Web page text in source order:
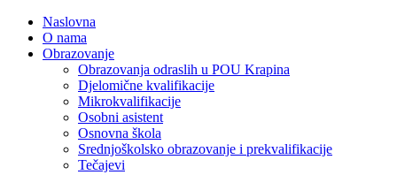
Naslovna
O nama
Obrazovanje
Obrazovanja odraslih u POU Krapina
Djelomične kvalifikacije
Mikrokvalifikacije
Osobni asistent
Osnovna škola
Srednjoškolsko obrazovanje i prekvalifikacije
Tečajevi